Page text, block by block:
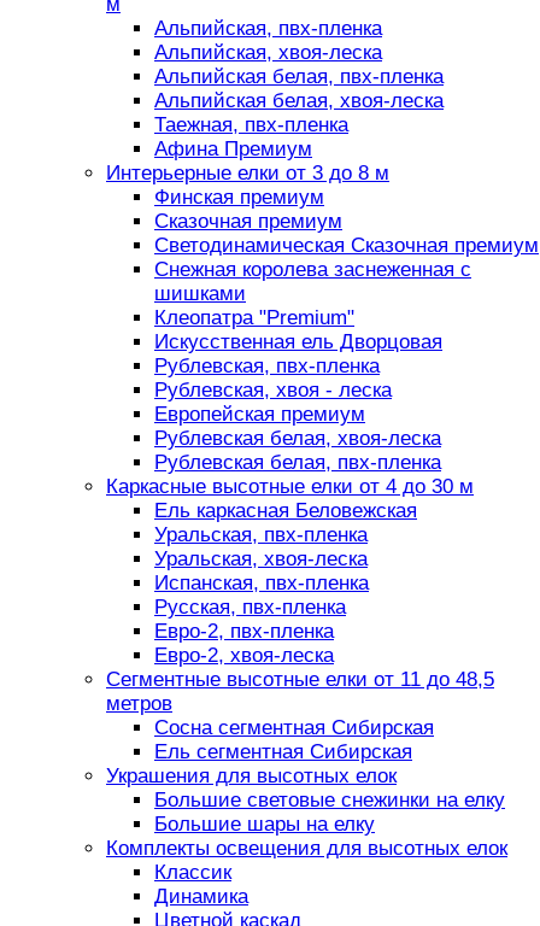
Альпийская, пвх-пленка
Альпийская, хвоя-леска
Альпийская белая, пвх-пленка
Альпийская белая, хвоя-леска
Таежная, пвх-пленка
Афина Премиум
Интерьерные елки от 3 до 8 м
Финская премиум
Сказочная премиум
Светодинамическая Сказочная премиум
Снежная королева заснеженная с
шишками
Клеопатра "Premium"
Искусственная ель Дворцовая
Рублевская, пвх-пленка
Рублевская, хвоя - леска
Европейская премиум
Рублевская белая, хвоя-леска
Рублевская белая, пвх-пленка
Каркасные высотные елки от 4 до 30 м
Ель каркасная Беловежская
Уральская, пвх-пленка
Уральская, хвоя-леска
Испанская, пвх-пленка
Русская, пвх-пленка
Евро-2, пвх-пленка
Евро-2, хвоя-леска
Сегментные высотные елки от 11 до 48,5
метров
Сосна сегментная Сибирская
Ель сегментная Сибирская
Украшения для высотных елок
Большие световые снежинки на елку
Большие шары на елку
Комплекты освещения для высотных елок
Классик
Динамика
Цветной каскад